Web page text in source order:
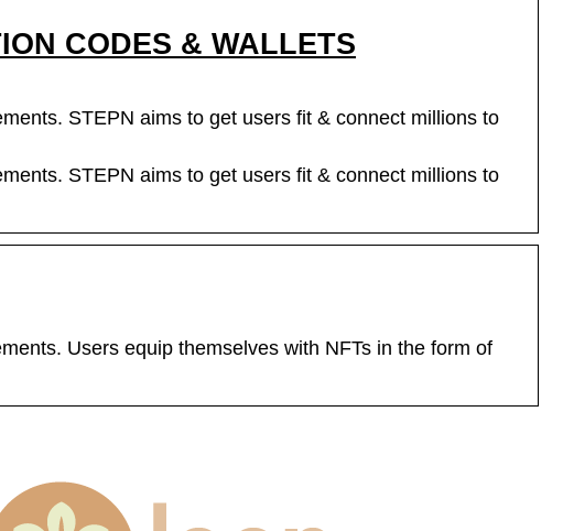
CODES & WALLETS
STEPN aims to get users fit & connect millions to
STEPN aims to get users fit & connect millions to
Users equip themselves with NFTs in the form of